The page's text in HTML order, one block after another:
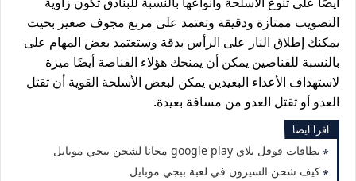
التصويب ممتازة ودقيقة وتعتمد على مربع مجوف صغير بحيث
يمكنك إطلاق النار على الرأس بدقة وستعتمد بعض المهام على
بالنسبة للقناصين يمكن أن يمنحك هؤلاء القناصة أيضًا ميزة
لاستهداف الأعداء البعيدين يمكن لبعض الأسلحة القوية أن تقتل
العدو أو تقتل العدو من مسافة بعيدة.
اقرا ايضا
بطاقات قوقل بلاي google play مجانا لشحن ببجي موبايل
كيف شحن السيزون في لعبة ببجي موبايل